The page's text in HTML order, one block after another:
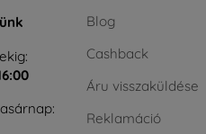
Blog
Cashback
Áru visszaküldése
Reklamáció